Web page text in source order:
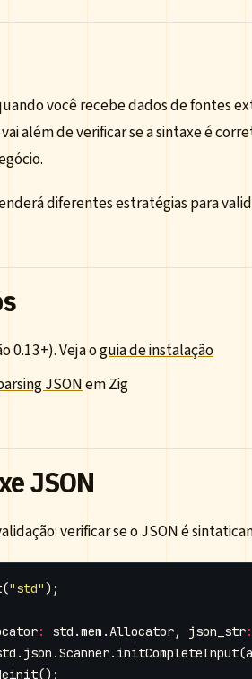
você recebe dados de fontes
além de verificar se a sintaxe é
diferentes estratégias para
0.13+). Veja oguia de instalação
JSONem Zig
JSON
verificar se o JSON é
("std" );
: std .mem .Allocator, json_str:
. json .Scanner. initCompleteInput(
();